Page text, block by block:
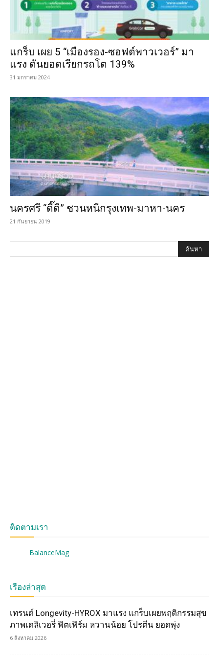
แกร็บ เผย 5 “เมืองรอง-ซอฟต์พาวเวอร์” มา
แรง ดันยอดเรียกรถโต 139%
31 มกราคม 2024
นครศรี “ดี๊ดี” ชวนหนีกรุงเทพ-มาหา-นคร
21 กันยายน 2019
ติดตามเรา
BalanceMag
เรื่องล่าสุด
เทรนด์ Longevity-HYROX มาแรง แกร็บเผยพฤติกรรมสุข
ภาพเดลิเวอรี่ ฟิตเฟิร์ม หวานน้อย โปรตีน ยอดพุ่ง
6 สิงหาคม 2026